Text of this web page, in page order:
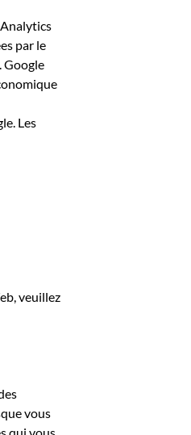
par le
Google
Les
veuillez
vous